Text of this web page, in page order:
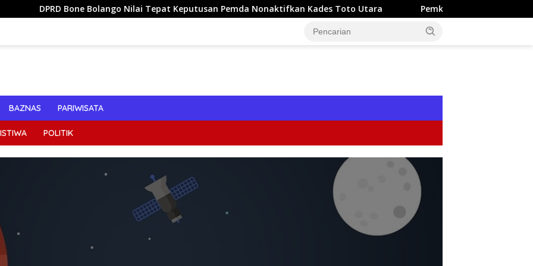
Bone Bolango Nilai Tepat Keputusan Pemda Nonaktifkan Kades Toto Utara Pemkab Bone Bolango Perkuat TK
BAZNAS PARIWISATA
POLITIK